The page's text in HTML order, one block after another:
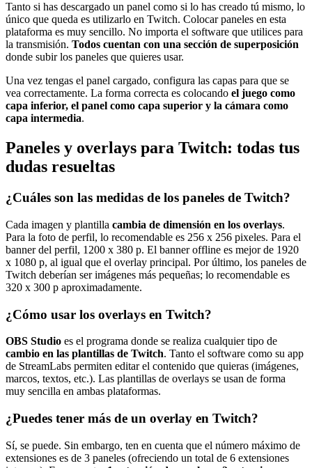
Tanto si has descargado un panel como si lo has creado tú mismo, lo
único que queda es utilizarlo en Twitch. Colocar paneles en esta
plataforma es muy sencillo. No importa el software que utilices para
la transmisión. Todos cuentan con una sección de superposición
donde subir los paneles que quieres usar.
Una vez tengas el panel cargado, configura las capas para que se
vea correctamente. La forma correcta es colocando el juego como
capa inferior, el panel como capa superior y la cámara como
capa intermedia.
Paneles y overlays para Twitch: todas tus
dudas resueltas
¿Cuáles son las medidas de los paneles de Twitch?
Cada imagen y plantilla cambia de dimensión en los overlays.
Para la foto de perfil, lo recomendable es 256 x 256 pixeles. Para el
banner del perfil, 1200 x 380 p. El banner offline es mejor de 1920
x 1080 p, al igual que el overlay principal. Por último, los paneles de
Twitch deberían ser imágenes más pequeñas; lo recomendable es
320 x 300 p aproximadamente.
¿Cómo usar los overlays en Twitch?
OBS Studio es el programa donde se realiza cualquier tipo de
cambio en las plantillas de Twitch. Tanto el software como su app
de StreamLabs permiten editar el contenido que quieras (imágenes,
marcos, textos, etc.). Las plantillas de overlays se usan de forma
muy sencilla en ambas plataformas.
¿Puedes tener más de un overlay en Twitch?
Sí, se puede. Sin embargo, ten en cuenta que el número máximo de
extensiones es de 3 paneles (ofreciendo un total de 6 extensiones